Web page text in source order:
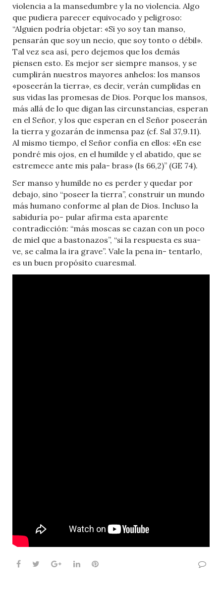
violencia a la mansedumbre y la no violencia. Algo
que pudiera parecer equivocado y peligroso:
“Alguien podría objetar: «Si yo soy tan manso,
pensarán que soy un necio, que soy tonto o débil».
Tal vez sea así, pero dejemos que los demás
piensen esto. Es mejor ser siempre mansos, y se
cumplirán nuestros mayores anhelos: los mansos
«poseerán la tierra», es decir, verán cumplidas en
sus vidas las promesas de Dios. Porque los mansos,
más allá de lo que digan las circunstancias, esperan
en el Señor, y los que esperan en el Señor poseerán
la tierra y gozarán de inmensa paz (cf. Sal 37,9.11).
Al mismo tiempo, el Señor confía en ellos: «En ese
pondré mis ojos, en el humilde y el abatido, que se
estremece ante mis pala- bras» (Is 66,2)” (GE 74).
Ser manso y humilde no es perder y quedar por
debajo, sino “poseer la tierra”, construir un mundo
más humano conforme al plan de Dios. Incluso la
sabiduría po- pular afirma esta aparente
contradicción: “más moscas se cazan con un poco
de miel que a bastonazos”, “si la respuesta es sua-
ve, se calma la ira grave”. Vale la pena in- tentarlo,
es un buen propósito cuaresmal.
Facebook
TwitterGoogle+LinkedInPinterest